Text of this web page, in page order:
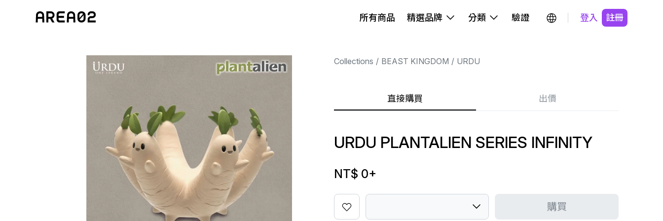
所有商品 精選品牌 分類 驗證 登入 註冊
Collections BEAST KINGDOM URDU
直接購買 出價
URDU PLANTALIEN SERIES INFINITY
NT$ 0+
購買